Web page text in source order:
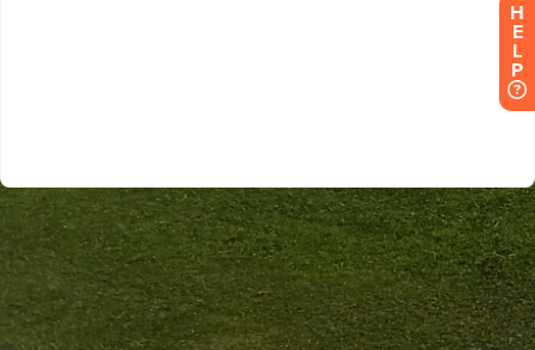
H
E
L
P